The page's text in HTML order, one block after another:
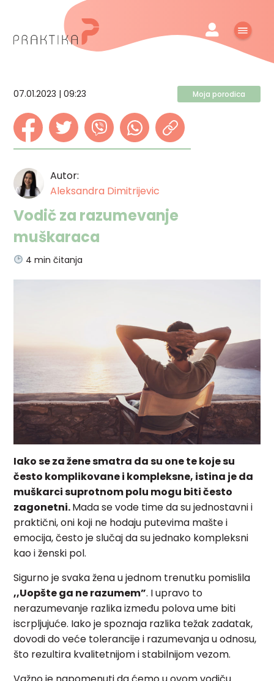
07.01.2023 | 09:23 Moja porodica
Autor:
Aleksandra Dimitrijevic
Vodič za razumevanje
muškaraca
4 min čitanja
Iako se za žene smatra da su one te koje su
često komplikovane i kompleksne, istina je da
muškarci suprotnom polu mogu biti često
zagonetni.Mada se vode time da su jednostavni i
praktični, oni koji ne hodaju putevima mašte i
emocija, često je slučaj da su jednako kompleksni
kao i ženski pol.
Sigurno je svaka žena u jednom trenutku pomislila
,,Uopšte ga ne razumem”. I upravo to
nerazumevanje razlika između polova ume biti
iscrpljujuće. Iako je spoznaja razlika težak zadatak,
dovodi do veće tolerancije i razumevanja u odnosu,
što rezultira kvalitetnijom i stabilnijom vezom.